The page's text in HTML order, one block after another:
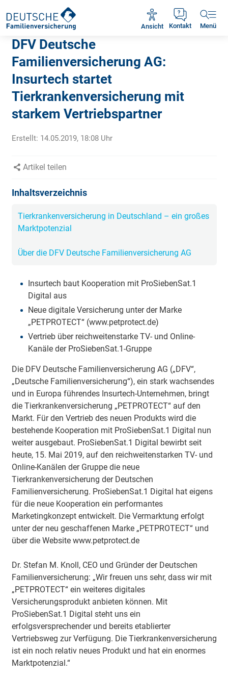
Kontakt
Ansicht Menü
Rückruf vereinbaren
DFV Deutsche
Familienversicherung AG:
Insurtech startet
Tierkrankenversicherung mit
starkem Vertriebspartner
Erstellt: 14.05.2019, 18:08Uhr
Artikel teilen
Insurtech baut Kooperation mit ProSiebenSat.1
Digital aus
Neue digitale Versicherung unter der Marke
„PETPROTECT“ (www.petprotect.de)
Vertrieb über reichweitenstarke TV- und Online-
Kanäle der ProSiebenSat.1-Gruppe
Die DFV Deutsche Familienversicherung AG („DFV“,
„Deutsche Familienversicherung“), ein stark wachsendes
und in Europa führendes Insurtech-Unternehmen, bringt
die Tierkrankenversicherung „PETPROTECT“ auf den
Markt. Für den Vertrieb des neuen Produkts wird die
bestehende Kooperation mit ProSiebenSat.1 Digital nun
weiter ausgebaut. ProSiebenSat.1 Digital bewirbt seit
heute, 15. Mai 2019, auf den reichweitenstarken TV- und
Online-Kanälen der Gruppe die neue
Tierkrankenversicherung der Deutschen
Familienversicherung. ProSiebenSat.1 Digital hat eigens
für die neue Kooperation ein performantes
Marketingkonzept entwickelt. Die Vermarktung erfolgt
unter der neu geschaffenen Marke „PETPROTECT“ und
über die Website www.petprotect.de
Dr. Stefan M. Knoll, CEO und Gründer der Deutschen
Familienversicherung: „Wir freuen uns sehr, dass wir mit
„PETPROTECT“ ein weiteres digitales
Versicherungsprodukt anbieten können. Mit
ProSiebenSat.1 Digital steht uns ein
erfolgsversprechender und bereits etablierter
Vertriebsweg zur Verfügung. Die Tierkrankenversicherung
ist ein noch relativ neues Produkt und hat ein enormes
Marktpotenzial.“
Inhaltsverzeichnis
Tierkrankenversicherung in Deutschland – ein großes
Marktpotenzial
Über die DFV Deutsche Familienversicherung AG